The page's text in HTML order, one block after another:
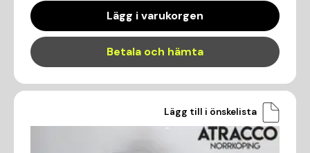
Lägg i varukorgen
Betala och hämta
Lägg till i önskelista